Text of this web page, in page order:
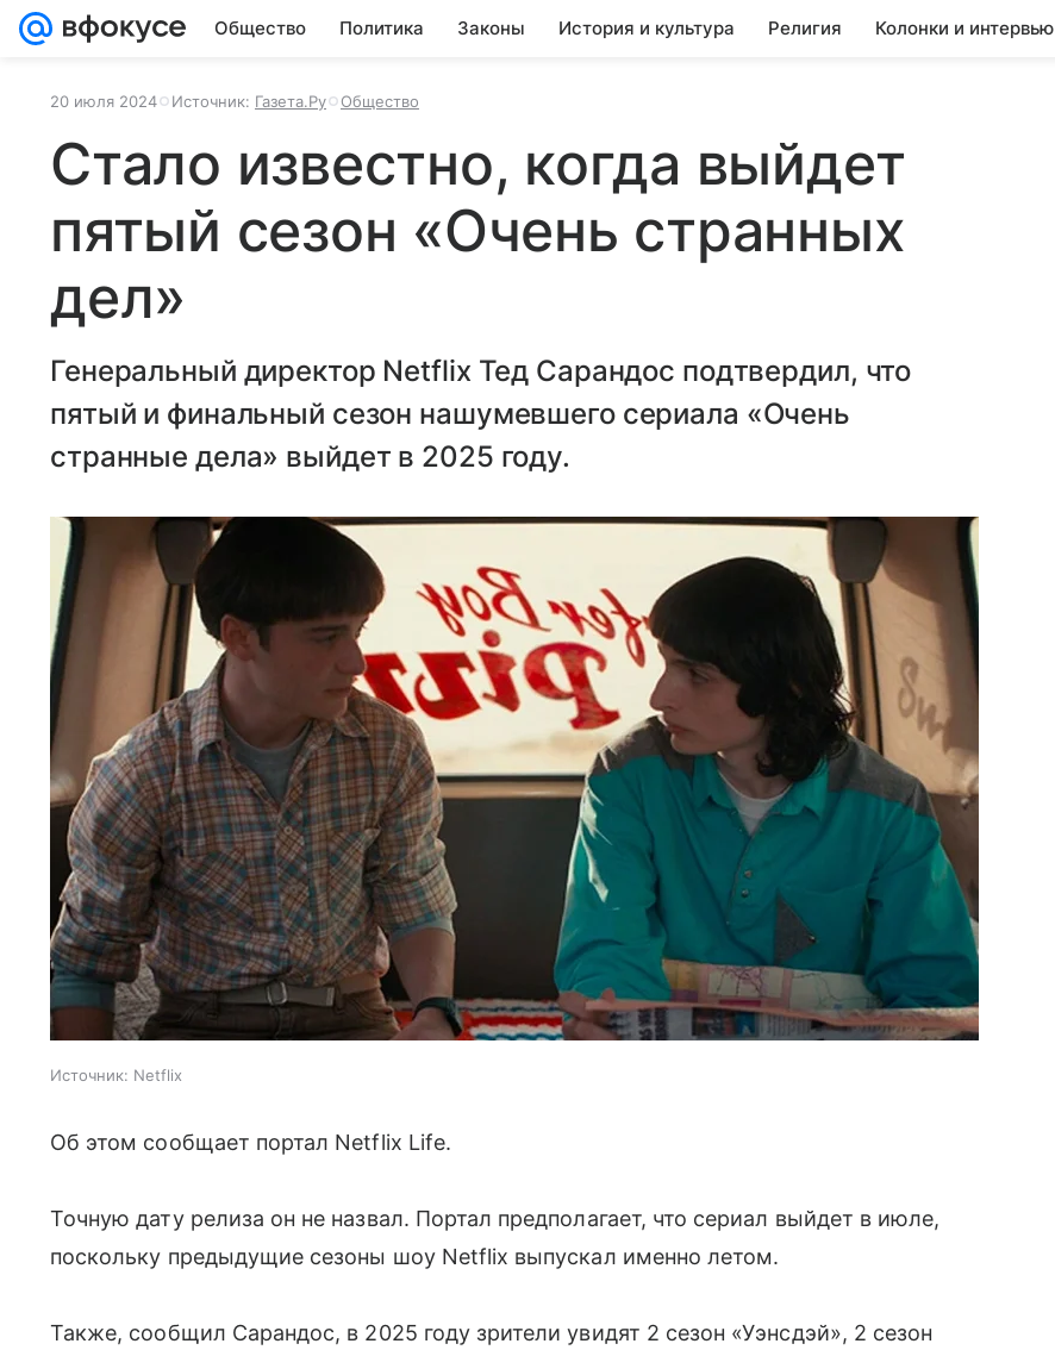
Общество Политика Законы История и культура Религия Колонки и интервью
20 июля 2024 Источник: Газета.Ру Общество
Стало известно, когда выйдет
пятый сезон «Очень странных
дел»
Генеральный директор Netflix Тед Сарандос подтвердил, что
пятый и финальный сезон нашумевшего сериала «Очень
странные дела» выйдет в 2025 году.
Источник: Netflix
Об этом сообщает портал Netflix Life.
Точную дату релиза он не назвал. Портал предполагает, что сериал выйдет в июле,
поскольку предыдущие сезоны шоу Netflix выпускал именно летом.
Также, сообщил Сарандос, в 2025 году зрители увидят 2 сезон «Уэнсдэй», 2 сезон